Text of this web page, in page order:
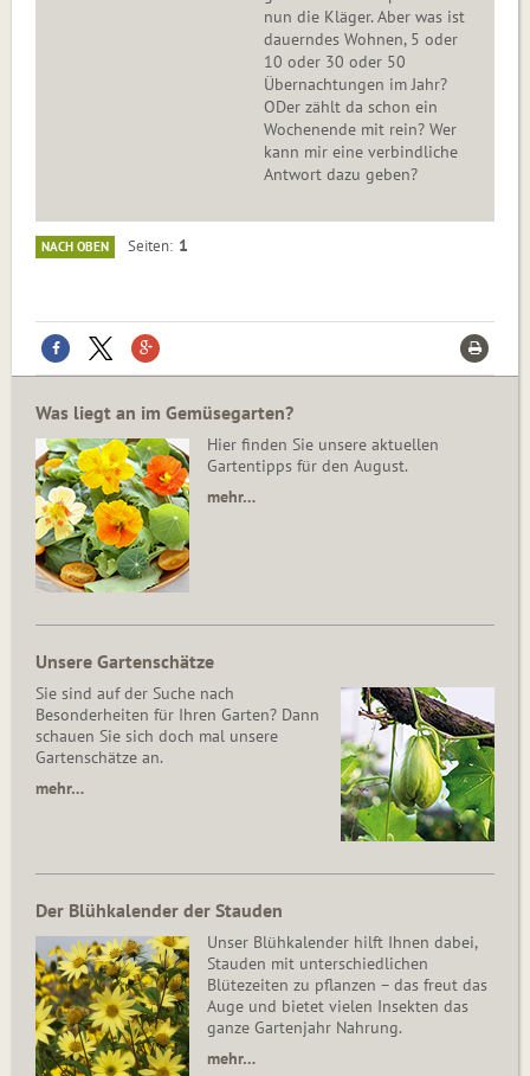
nun die Kläger. Aber was ist
dauerndes Wohnen, 5 oder
10 oder 30 oder 50
Übernachtungen im Jahr?
ODer zählt da schon ein
Wochenende mit rein? Wer
kann mir eine verbindliche
Antwort dazu geben?
NACH OBEN Seiten 1
Was liegt an im Gemüsegarten?
Hier finden Sie unsere aktuellen
Gartentipps für den August.
mehr…
Unsere Gartenschätze
Sie sind auf der Suche nach
Besonderheiten für Ihren Garten? Dann
schauen Sie sich doch mal unsere
Gartenschätze an.
mehr…
Der Blühkalender der Stauden
Unser Blühkalender hilft Ihnen dabei,
Stauden mit unterschiedlichen
Blütezeiten zu pflanzen – das freut das
Auge und bietet vielen Insekten das
ganze Gartenjahr Nahrung.
mehr…